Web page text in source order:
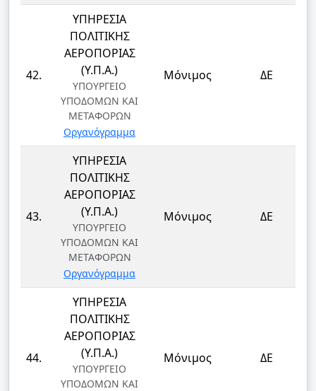
42.
ΥΠΗΡΕΣΙΑ
ΠΟΛΙΤΙΚΗΣ
ΑΕΡΟΠΟΡΙΑΣ
(Υ.Π.Α.)
ΥΠΟΥΡΓΕΙΟ
ΥΠΟΔΟΜΩΝ ΚΑΙ
ΜΕΤΑΦΟΡΩΝ
Οργανόγραμμα
Μόνιμος ΔΕ
43.
ΥΠΗΡΕΣΙΑ
ΠΟΛΙΤΙΚΗΣ
ΑΕΡΟΠΟΡΙΑΣ
(Υ.Π.Α.)
ΥΠΟΥΡΓΕΙΟ
ΥΠΟΔΟΜΩΝ ΚΑΙ
ΜΕΤΑΦΟΡΩΝ
Οργανόγραμμα
Μόνιμος ΔΕ
44.
ΥΠΗΡΕΣΙΑ
ΠΟΛΙΤΙΚΗΣ
ΑΕΡΟΠΟΡΙΑΣ
(Υ.Π.Α.)
ΥΠΟΥΡΓΕΙΟ
ΥΠΟΔΟΜΩΝ ΚΑΙ
Μόνιμος ΔΕ